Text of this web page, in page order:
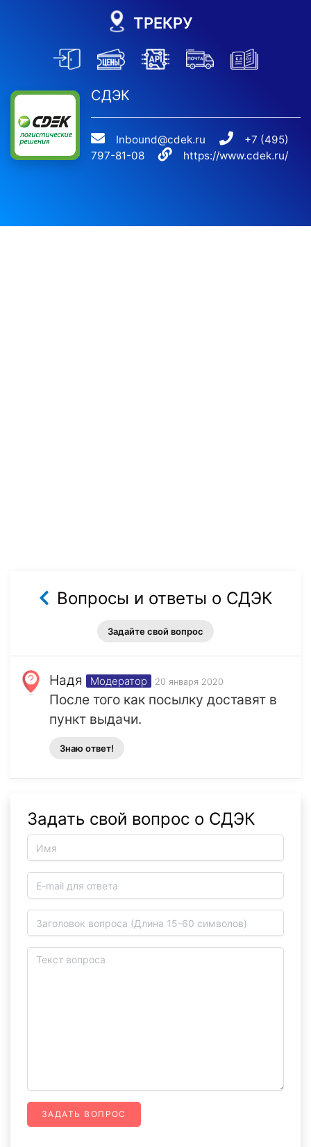
ТРЕКРУ
СДЭК
Inbound@cdek.ru
+7 (495)
797-81-08
https://www.cdek.ru/
Вопросы и ответы о СДЭК
Задайте свой вопрос
Надя Модератор 20 января 2020
После того как посылку доставят в
пункт выдачи.
Знаю ответ!
Задать свой вопрос о СДЭК
ЗАДАТЬ ВОПРОС